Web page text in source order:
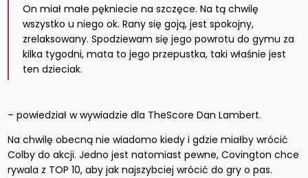
On miał małe pękniecie na szczęce. Na tą chwilę
wszystko u niego ok. Rany się goją, jest spokojny,
zrelaksowany. Spodziewam się jego powrotu do gymu za
kilka tygodni, mata to jego przepustka, taki właśnie jest
ten dzieciak.
– powiedział w wywiadzie dla TheScore Dan Lambert.
Na chwilę obecną nie wiadomo kiedy i gdzie miałby wrócić
Colby do akcji. Jedno jest natomiast pewne, Covington chce
rywala z TOP 10, aby jak najszybciej wrócić do gry o pas.